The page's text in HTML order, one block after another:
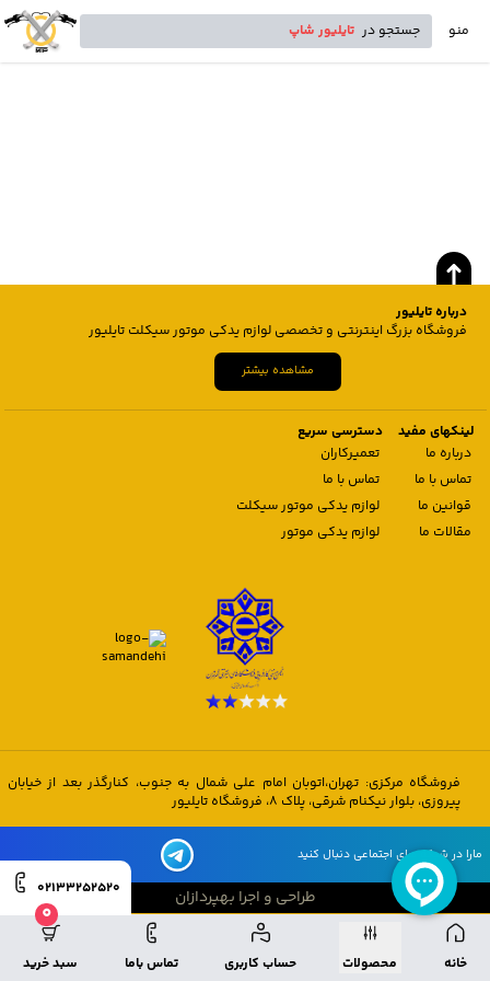
منو جستجو در تایلیور شاپ
خانه محصولات حساب کاربری تماس باما
0
سبد خرید
02133252520
درباره تایلیور
فروشگاه بزرگ اینترنتی و تخصصی لوازم یدکی موتور سیکلت تایلیور
مشاهده بیشتر
لینکهای مفید
درباره ما
تماس با ما
قوانین ما
مقالات ما
دسترسی سریع
تعمیرکاران
تماس با ما
لوازم یدکی موتور سیکلت
لوازم یدکی موتور
فروشگاه مرکزی: تهران،اتوبان امام علی شمال به جنوب، کنارگذر بعد از خیابان
پیروزی، بلوار نیکنام شرقی، پلاک 8، فروشگاه تایلیور
مارا در شبکه های اجتماعی دنبال کنید
طراحی و اجرا بهپردازان
طراحی و اجرا بهپردازان